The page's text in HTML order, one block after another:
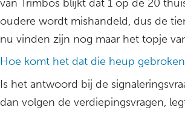
van Trimbos blijkt dat 1 op de 20
oudere wordt mishandeld, dus de
nu vinden zijn nog maar het topje
Hoe komt het dat die heup
Is het antwoord bij de
dan volgen de verdiepingsvragen,